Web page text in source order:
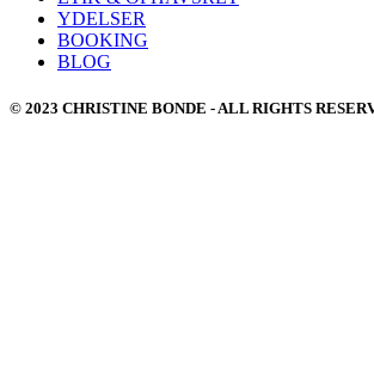
YDELSER
BOOKING
BLOG
© 2023 CHRISTINE BONDE - ALL RIGHTS